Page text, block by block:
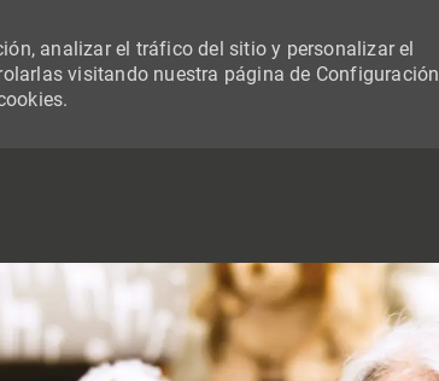
analizar el tráfico del sitio y personalizar el
visitando nuestra página de Configuración